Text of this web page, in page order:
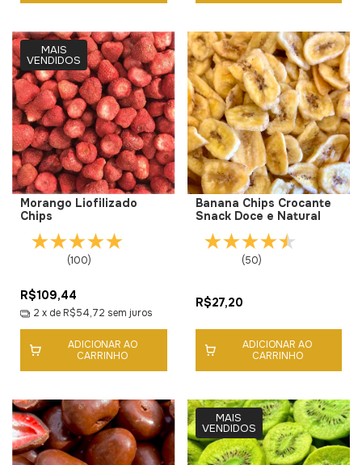
MAIS
VENDIDOS
Morango Liofilizado
Chips
(100)
R$109,44
2 x de R$54,72 sem juros
ADICIONAR AO
CARRINHO
Banana Chips Crocante
Snack Doce e Natural
(50)
R$27,20
ADICIONAR AO
CARRINHO
MAIS
VENDIDOS